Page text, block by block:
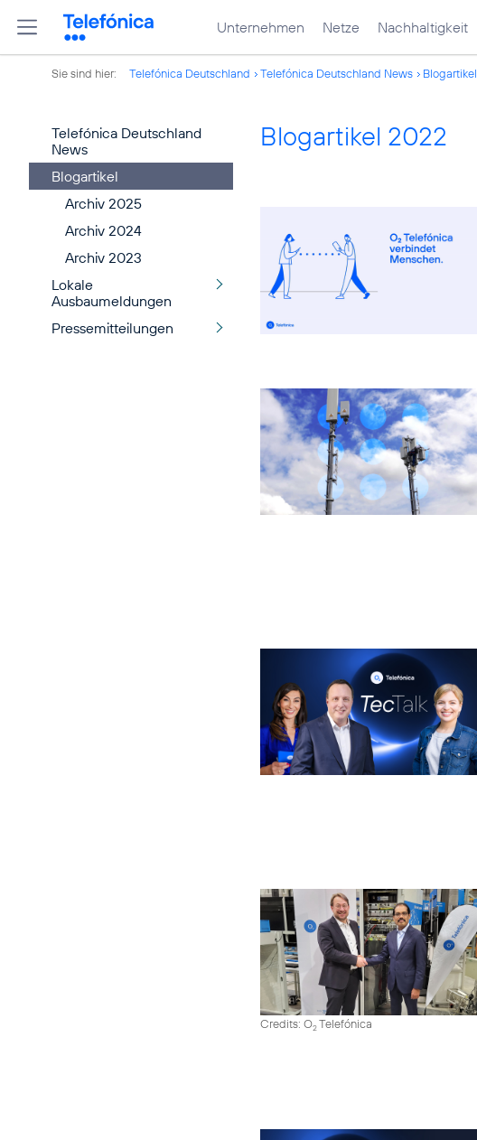
Unternehmen Netze Nachhaltigkeit
Sie sind hier: Telefónica Deutschland Telefónica Deutschland News Blogartikel
Telefónica Deutschland
News
Blogartikel
Archiv 2025
Archiv 2024
Archiv 2023
Lokale
Ausbaumeldungen
Pressemitteilungen
Blogartikel 2022
Credits: O2Telefónica